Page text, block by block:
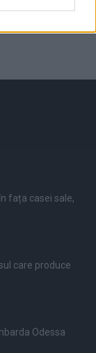
fața casei sale,
care produce
Odessa